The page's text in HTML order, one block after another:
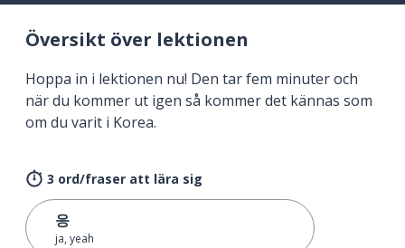
Översikt över lektionen
Hoppa in i lektionen nu! Den tar fem minuter och
när du kommer ut igen så kommer det kännas som
om du varit i Korea.
3 ord/fraser att lära sig
응
ja, yeah